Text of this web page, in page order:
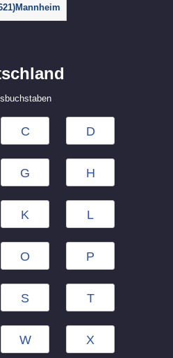
C D
G H
K L
O P
S T
W X